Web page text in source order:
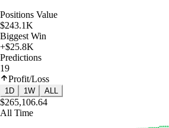
Positions Value
$243.1K
Biggest Win
+$25.8K
Predictions
19
Profit/Loss
1D 1W ALL
$265,106.64
All Time